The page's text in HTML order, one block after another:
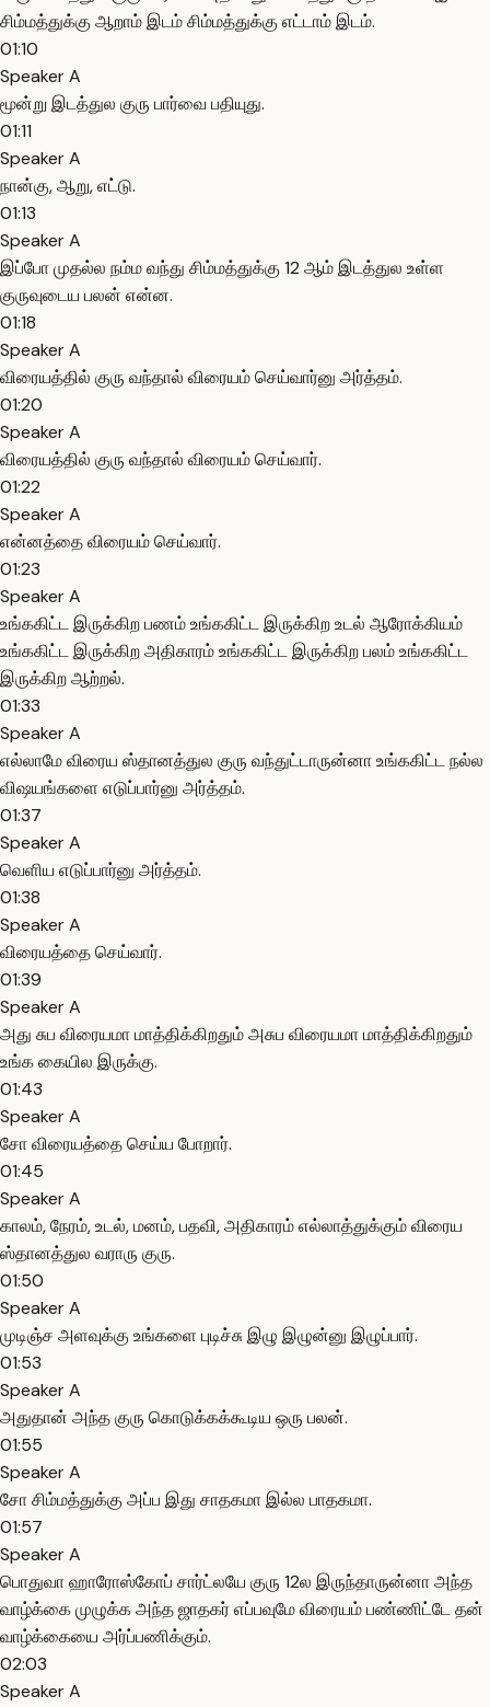
சிம்மத்துக்கு ஆறாம் இடம் சிம்மத்துக்கு எட்டாம் இடம்.
01:10
Speaker A
மூன்று இடத்துல குரு பார்வை பதியுது.
01:11
Speaker A
நான்கு, ஆறு, எட்டு.
01:13
Speaker A
இப்போ முதல்ல நம்ம வந்து சிம்மத்துக்கு 12 ஆம் இடத்துல உள்ள
குருவுடைய பலன் என்ன.
01:18
Speaker A
விரையத்தில் குரு வந்தால் விரையம் செய்வார்னு அர்த்தம்.
01:20
Speaker A
விரையத்தில் குரு வந்தால் விரையம் செய்வார்.
01:22
Speaker A
என்னத்தை விரையம் செய்வார்.
01:23
Speaker A
உங்ககிட்ட இருக்கிற பணம் உங்ககிட்ட இருக்கிற உடல் ஆரோக்கியம்
உங்ககிட்ட இருக்கிற அதிகாரம் உங்ககிட்ட இருக்கிற பலம் உங்ககிட்ட
இருக்கிற ஆற்றல்.
01:33
Speaker A
எல்லாமே விரைய ஸ்தானத்துல குரு வந்துட்டாருன்னா உங்ககிட்ட நல்ல
விஷயங்களை எடுப்பார்னு அர்த்தம்.
01:37
Speaker A
வெளிய எடுப்பார்னு அர்த்தம்.
01:38
Speaker A
விரையத்தை செய்வார்.
01:39
Speaker A
அது சுப விரையமா மாத்திக்கிறதும் அசுப விரையமா மாத்திக்கிறதும்
உங்க கையில இருக்கு.
01:43
Speaker A
சோ விரையத்தை செய்ய போறார்.
01:45
Speaker A
காலம், நேரம், உடல், மனம், பதவி, அதிகாரம் எல்லாத்துக்கும் விரைய
ஸ்தானத்துல வராரு குரு.
01:50
Speaker A
முடிஞ்ச அளவுக்கு உங்களை புடிச்சு இழு இழுன்னு இழுப்பார்.
01:53
Speaker A
அதுதான் அந்த குரு கொடுக்கக்கூடிய ஒரு பலன்.
01:55
Speaker A
சோ சிம்மத்துக்கு அப்ப இது சாதகமா இல்ல பாதகமா.
01:57
Speaker A
பொதுவா ஹாரோஸ்கோப் சார்ட்லயே குரு 12ல இருந்தாருன்னா அந்த
வாழ்க்கை முழுக்க அந்த ஜாதகர் எப்பவுமே விரையம் பண்ணிட்டே தன்
வாழ்க்கையை அர்ப்பணிக்கும்.
02:03
Speaker A